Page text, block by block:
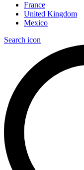
France
United Kingdom
Mexico
Search icon